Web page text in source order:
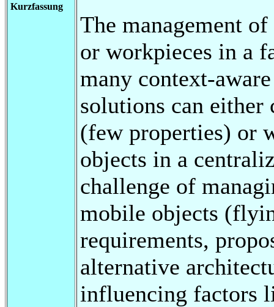
Kurzfassung
The management
or workpieces in a
many context-
solutions can
(few properties) or
objects in a
challenge of
mobile objects
requirements,
alternative
influencing factors